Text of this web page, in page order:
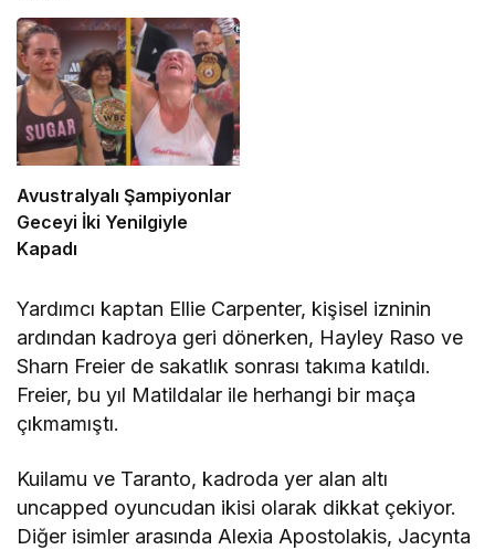
Avustralyalı Şampiyonlar
Geceyi İki Yenilgiyle
Kapadı
Yardımcı kaptan Ellie Carpenter, kişisel izninin
ardından kadroya geri dönerken, Hayley Raso ve
Sharn Freier de sakatlık sonrası takıma katıldı.
Freier, bu yıl Matildalar ile herhangi bir maça
çıkmamıştı.
Kuilamu ve Taranto, kadroda yer alan altı
uncapped oyuncudan ikisi olarak dikkat çekiyor.
Diğer isimler arasında Alexia Apostolakis, Jacynta